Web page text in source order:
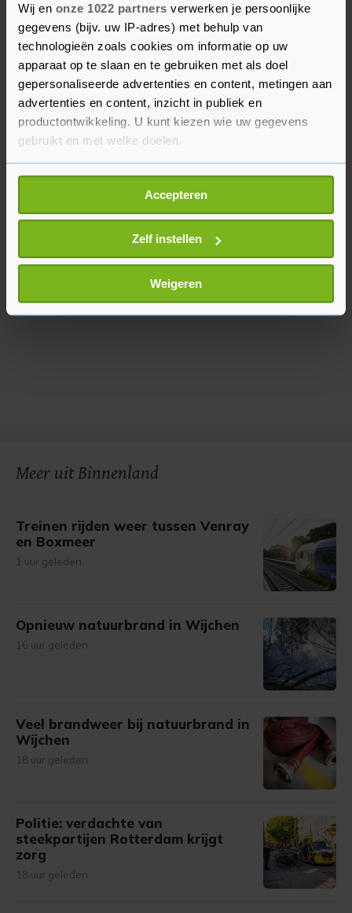
Wij en onze 1022 partners verwerken je persoonlijke
gegevens (bijv. uw IP-adres) met behulp van
technologieën zoals cookies om informatie op uw
apparaat op te slaan en te gebruiken met als doel
gepersonaliseerde advertenties en content, metingen aan
advertenties en content, inzicht in publiek en
productontwikkeling. U kunt kiezen wie uw gegevens
gebruikt en met welke doelen.
Als u het toestaat, willen we ook graag:
Informatie verzamelen over uw geografische
locatie, die tot een paar meter nauwkeurig kan zijn
Uw apparaat identificeren door het actief te
scannen op specifieke eigenschappen (fingerprinting)
Lees meer over hoe uw persoonlijke gegevens worden
verwerkt en stel uw voorkeuren in het
U kunt uw toestemming op elk moment wijzigen of
Accepteren
Zelf instellen
Weigeren
overdag, want dan zit er steeds een uurtje tussen
de optredens en dat hebben de andere acts nodig
voor hun opbouw."
Lowlands wil niet zeggen of er contact is geweest
tussen het NNO en Stromae over het incident.
Meer uit Binnenland
Treinen rijden weer tussen Venray
en Boxmeer
1 uur geleden
Opnieuw natuurbrand in Wijchen
16 uur geleden
Veel brandweer bij natuurbrand in
Wijchen
18 uur geleden
Politie: verdachte van
steekpartijen Rotterdam krijgt
zorg
18 uur geleden